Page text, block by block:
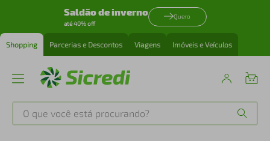
Saldão de inverno
até 40% off
Quero
Shopping Parcerias e Descontos Viagens Imóveis e Veículos
O que você está procurando?